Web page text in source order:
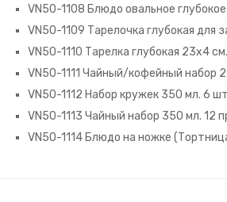
VN50-1108 Блюдо овальное
VN50-1109 Тарелочка глубокая для
VN50-1110 Тарелка глубокая 23х4 см.
VN50-1111 Чайный/кофейный набор
VN50-1112 Набор кружек 350 мл. 6
VN50-1113 Чайный набор 350 мл. 12
VN50-1114 Блюдо на ножке